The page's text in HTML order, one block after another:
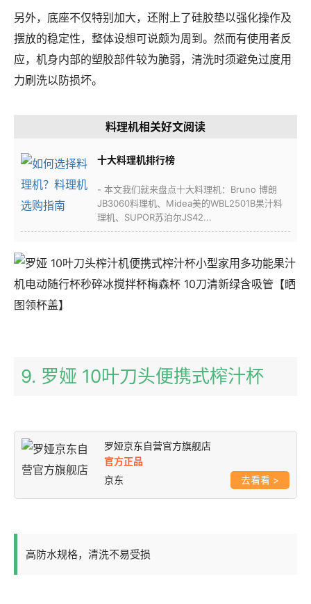
另外，底座不仅特别加大，还附上了硅胶垫以强化操作及
摆放的稳定性，整体设想可说颇为周到。然而有使用者反
应，机身内部的塑胶部件较为脆弱，清洗时须避免过度用
力刷洗以防损坏。
料理机相关好文阅读
十大料理机排行榜
- 本文我们就来盘点十大料理机：Bruno 博朗
JB3060料理机、Midea美的WBL2501B果汁料
理机、SUPOR苏泊尔JS42...
9. 罗娅 10叶刀头便携式榨汁杯
罗娅京东自营官方旗舰店
官方正品
京东
>
高防水规格，清洗不易受损